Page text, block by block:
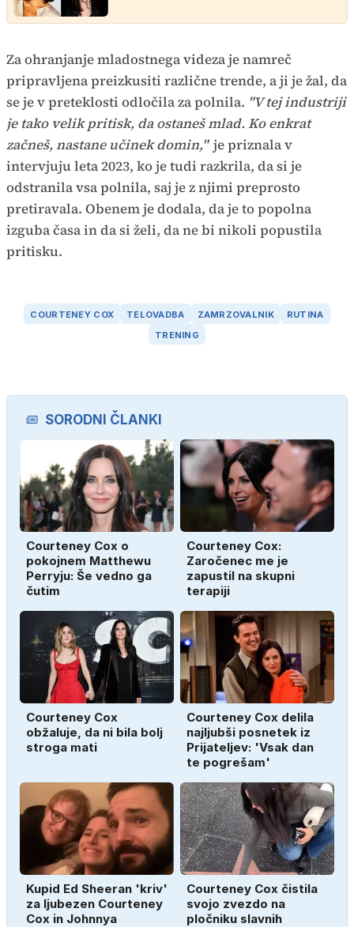
Za ohranjanje mladostnega videza je namreč
pripravljena preizkusiti različne trende, a ji je žal, da
se je v preteklosti odločila za polnila. "V tej industriji
je tako velik pritisk, da ostaneš mlad. Ko enkrat
začneš, nastane učinek domin," je priznala v
intervjuju leta 2023, ko je tudi razkrila, da si je
odstranila vsa polnila, saj je z njimi preprosto
pretiravala. Obenem je dodala, da je to popolna
izguba časa in da si želi, da ne bi nikoli popustila
pritisku.
COURTENEY COX TELOVADBA ZAMRZOVALNIK
RUTINA
TRENING
SORODNI ČLANKI
Courteney Cox o
pokojnem Matthewu
Perryju: Še vedno ga
čutim
Courteney Cox:
Zaročenec me je
zapustil na skupni
terapiji
Courteney Cox
obžaluje, da ni bila bolj
stroga mati
Courteney Cox delila
najljubši posnetek iz
Prijateljev: 'Vsak dan
te pogrešam'
Kupid Ed Sheeran 'kriv'
za ljubezen Courteney
Cox in Johnnya
Courteney Cox čistila
svojo zvezdo na
pločniku slavnih